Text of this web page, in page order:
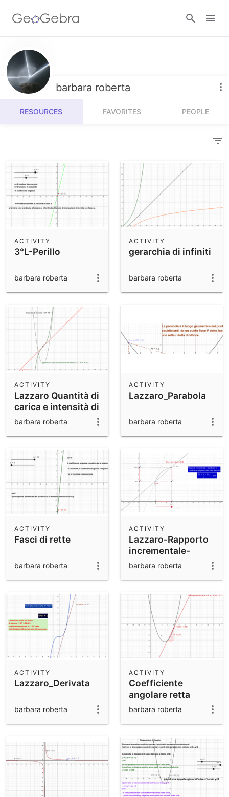
Resources
Number Sense
Algebra
Measurement
Operations
Probability and Statistics
Community Resources
Calculators
Geometry
3D Calculator
App Downloads
Sign in
barbara roberta
RESOURCES FAVORITES PEOPLE
3°L-Perillo
ACTIVITY
barbara roberta
gerarchia di infiniti
ACTIVITY
barbara roberta
Lazzaro Quantità di
carica e intensità di
corrente
ACTIVITY
barbara roberta
Lazzaro_Parabola
ACTIVITY
barbara roberta
Fasci di rette
ACTIVITY
barbara roberta
Lazzaro-Rapporto
incrementale-
Derivata
ACTIVITY
barbara roberta
Lazzaro_Derivata
ACTIVITY
barbara roberta
Coefficiente
angolare retta
secante o tangente
ACTIVITY
barbara roberta